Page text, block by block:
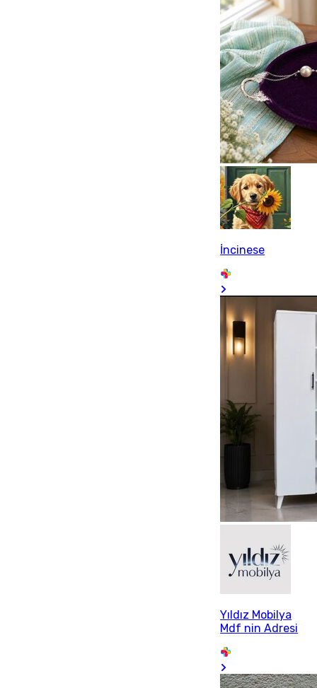
İncinese
Yıldız Mobilya
Mdf nin Adresi